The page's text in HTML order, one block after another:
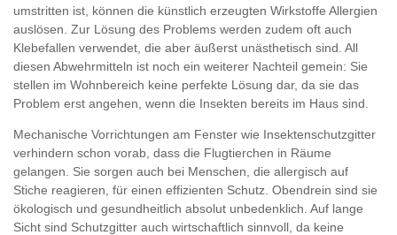
umstritten ist, können die künstlich erzeugten Wirkstoffe Allergien
auslösen. Zur Lösung des Problems werden zudem oft auch
Klebefallen verwendet, die aber äußerst unästhetisch sind. All
diesen Abwehrmitteln ist noch ein weiterer Nachteil gemein: Sie
stellen im Wohnbereich keine perfekte Lösung dar, da sie das
Problem erst angehen, wenn die Insekten bereits im Haus sind.
Mechanische Vorrichtungen am Fenster wie Insektenschutzgitter
verhindern schon vorab, dass die Flugtierchen in Räume
gelangen. Sie sorgen auch bei Menschen, die allergisch auf
Stiche reagieren, für einen effizienten Schutz. Obendrein sind sie
ökologisch und gesundheitlich absolut unbedenklich. Auf lange
Sicht sind Schutzgitter auch wirtschaftlich sinnvoll, da keine